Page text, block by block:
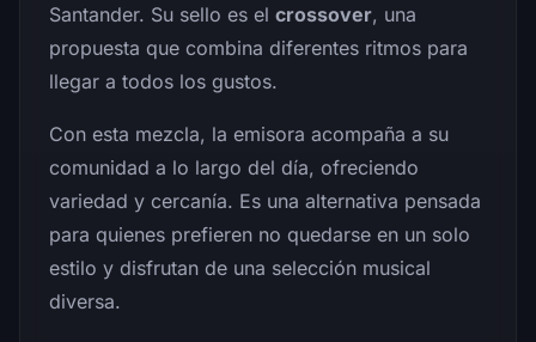
Santander. Su sello es el crossover, una
propuesta que combina diferentes ritmos para
llegar a todos los gustos.
Con esta mezcla, la emisora acompaña a su
comunidad a lo largo del día, ofreciendo
variedad y cercanía. Es una alternativa pensada
para quienes prefieren no quedarse en un solo
estilo y disfrutan de una selección musical
diversa.